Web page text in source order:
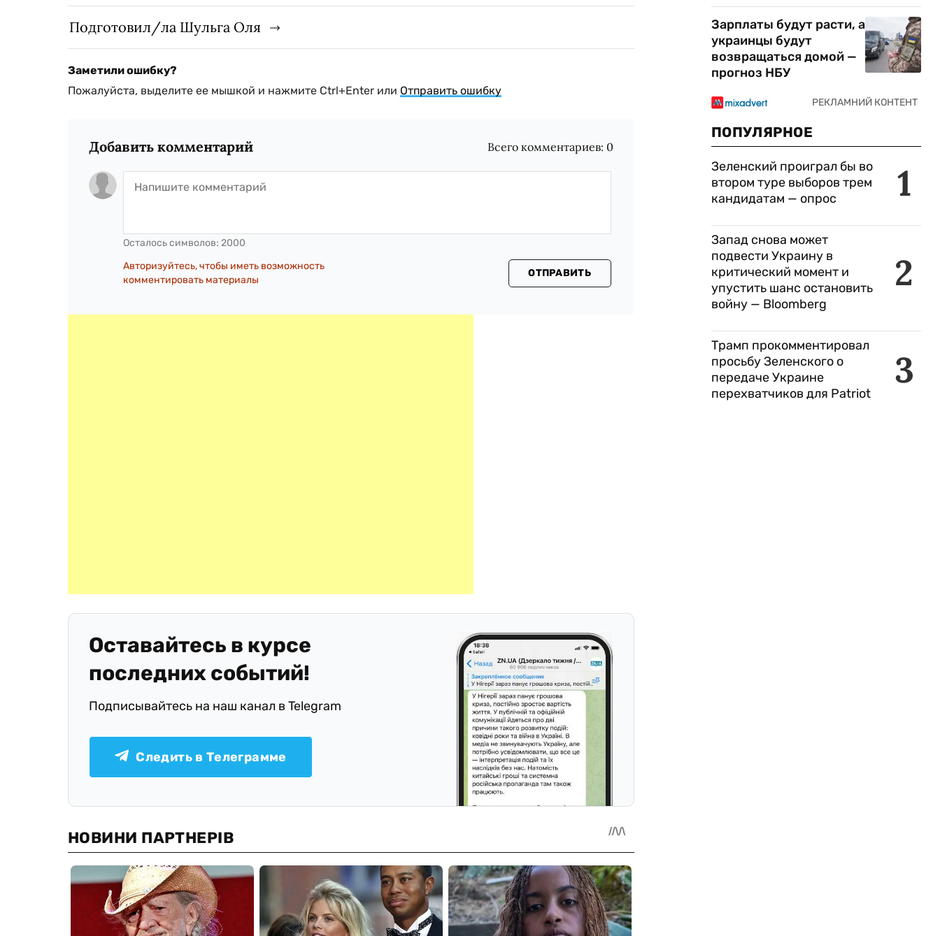
Подготовил/ла Шульга Оля
Заметили ошибку?
Пожалуйста, выделите ее мышкой и нажмите Ctrl+Enter или Отправить ошибку
Добавить комментарий Всего комментариев: 0
Осталось символов: 2000
Авторизуйтесь, чтобы иметь возможность
комментировать материалы
ОТПРАВИТЬ
Оставайтесь в курсе
последних событий!
Подписывайтесь на наш канал в Telegram
Следить в Телеграмме
Зарплаты будут расти, а
украинцы будут
возвращаться домой —
прогноз НБУ
ПОПУЛЯРНОЕ
1
Зеленский проиграл бы во
втором туре выборов трем
кандидатам — опрос
2
Запад снова может
подвести Украину в
критический момент и
упустить шанс остановить
войну — Bloomberg
3
Трамп прокомментировал
просьбу Зеленского о
передаче Украине
перехватчиков для Patriot